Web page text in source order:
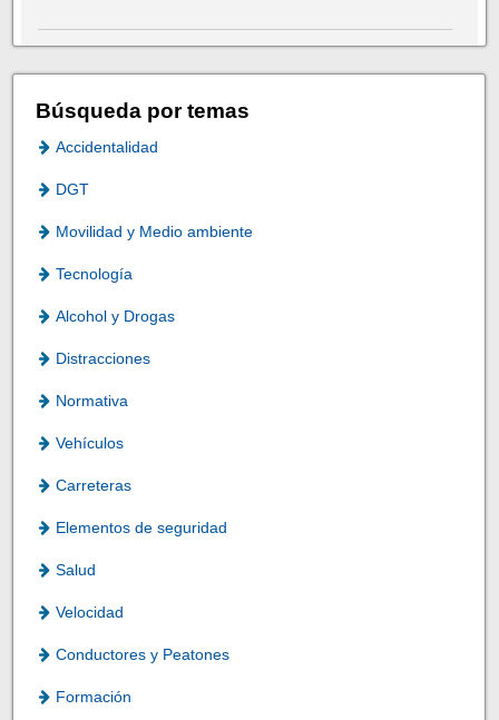
Búsqueda por temas
Accidentalidad
DGT
Movilidad y Medio ambiente
Tecnología
Alcohol y Drogas
Distracciones
Normativa
Vehículos
Carreteras
Elementos de seguridad
Salud
Velocidad
Conductores y Peatones
Formación